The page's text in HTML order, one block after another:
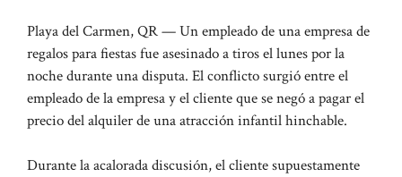
Playa del Carmen, QR — Un empleado de una empresa de
regalos para fiestas fue asesinado a tiros el lunes por la
noche durante una disputa. El conflicto surgió entre el
empleado de la empresa y el cliente que se negó a pagar el
precio del alquiler de una atracción infantil hinchable.
Durante la acalorada discusión, el cliente supuestamente